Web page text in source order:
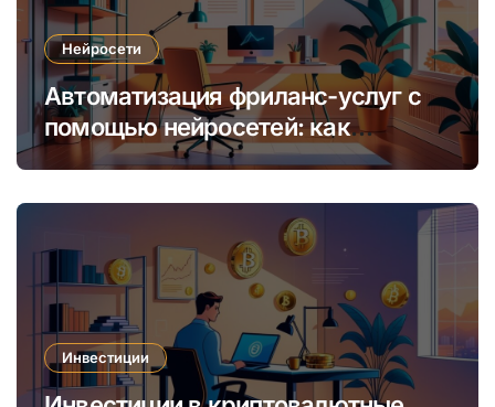
Нейросети
Автоматизация фриланс-услуг с
помощью нейросетей: как
увеличить доход и сократить
Инвестиции